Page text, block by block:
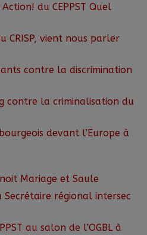
du CEPPST Quel
CRISP, vient nous parler
contre la discrimination
contre la criminalisation du
devant l’Europe à
Mariage et Saule
Secrétaire régional intersec
au salon de l’OGBL à